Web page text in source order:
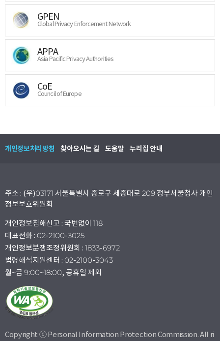
GPEN
Global Privacy Enforcement Network
APPA
Asia Pacific Privacy Authorities
CoE
Council of Europe
개인정보처리방침 찾아오시는 길 도움말 누리집 안내
주소 : (우)03171 서울특별시 종로구 세종대로 209 정부서울청사 개인
정보보호위원회
개인정보침해신고 : 국번없이 118
대표전화 : 02-2100-3025
개인정보분쟁조정위원회 : 1833-6972
법령해석지원센터 : 02-2100-3043
월~금 9:00~18:00, 공휴일 제외
Copyright ⓒ Personal Information Protection Commission. All ri